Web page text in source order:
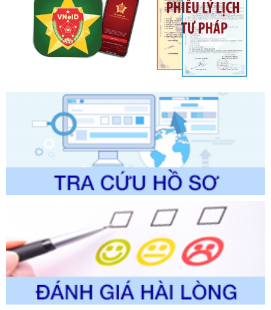
Số kí hiệu:2303/QĐ-UBND
Tên: Quyết định công bố Danh mục thủ tục hành chính mới
ban hành, được sửa đổi, bổ sung, bị bãi bỏ và phê duyệt
Quy trình nội bộ, quy trình điện tử giải quyết thủ tục hành
chính trong một số lĩnh vực thuộc phạm vi chức năng quản
Số kí hiệu:2304/QĐ-UBND
Tên: Quyết định công bố Danh mục thủ tục hành chính
được sửa đổi, bổ sung và phê duyệt Quy trình nội bộ, quy
trình điện tử giải quyết thủ tục hành chính trong lĩnh vực Du
lịch thuộc phạm vi chức năng quản lý của Sở Văn hóa, Thể
thao và Du lịch
Ngày ban hành: 01/06/2026
Số kí hiệu:2310/QĐ-UBND
Tên: Về việc công bố Danh mục thủ tục hành chính sửa
đổi, bổ sung và phê duyệt Quy trình nội bộ, quy trình điện tử
trong giải quyết thủtục hành chính lĩnh vực biến đổi khí hậu
thuộc phạm vi giải quyết của Sở Nông nghiệp và Môi
trường
Ngày ban hành: 01/06/2026
Số kí hiệu:2300/QĐ-UBND
Tên: V/v công bố danh mục thủ tục hành chính được sửa